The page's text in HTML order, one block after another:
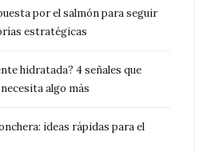
por el salmón para seguir
estratégicas
hidratada? 4 señales que
algo más
ideas rápidas para el